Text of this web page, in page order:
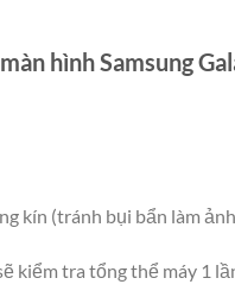
hình Samsung
kín (tránh bụi bẩn làm
kiểm tra tổng thể máy 1